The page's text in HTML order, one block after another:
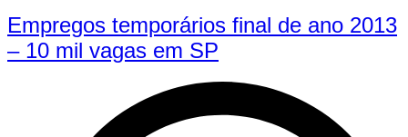
Empregos temporários final de ano 2013
– 10 mil vagas em SP